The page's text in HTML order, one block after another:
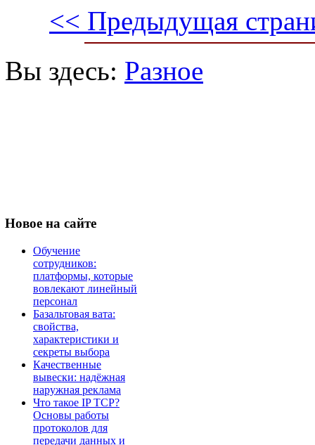
<< Предыдущая
Вы здесь: Разное
Новое на сайте
Обучение
сотрудников:
платформы, которые
вовлекают линейный
персонал
Базальтовая вата:
свойства,
характеристики и
секреты выбора
Качественные
вывески: надёжная
наружная реклама
Что такое IP TCP?
Основы работы
протоколов для
передачи данных и